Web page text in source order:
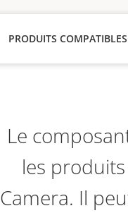
PRODUITS COMPATIBLES
Le
les produits
Camera. Il